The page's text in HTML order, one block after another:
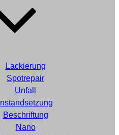
Lackierung
Spotrepair
Unfall
Instandsetzung
Beschriftung
Nano